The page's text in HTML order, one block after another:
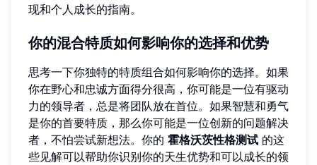
现和个人成长的指南。
你的混合特质如何影响你的选择和优势
思考一下你独特的特质组合如何影响你的选择。如果
你在野心和忠诚方面得分很高，你可能是一位有驱动
力的领导者，总是将团队放在首位。如果智慧和勇气
是你的首要特质，那么你可能是一位创新的问题解决
者，不怕尝试新想法。你的 霍格沃茨性格测试 的这
些见解可以帮助你识别你的天生优势和可以成长的领